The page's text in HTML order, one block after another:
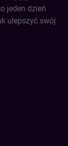
jeden dzień
ulepszyć swój